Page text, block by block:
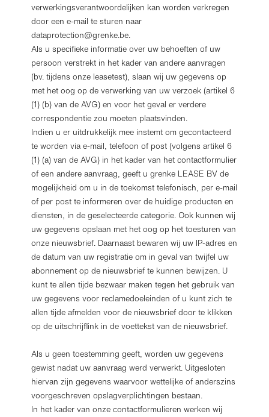
verwerkingsverantwoordelijken kan worden verkregen
door een e-mail te sturen naar
dataprotection@grenke.be.
Als u specifieke informatie over uw behoeften of uw
persoon verstrekt in het kader van andere aanvragen
(bv. tijdens onze leasetest), slaan wij uw gegevens op
met het oog op de verwerking van uw verzoek (artikel 6
(1) (b) van de AVG) en voor het geval er verdere
correspondentie zou moeten plaatsvinden.
Indien u er uitdrukkelijk mee instemt om gecontacteerd
te worden via e-mail, telefoon of post (volgens artikel 6
(1) (a) van de AVG) in het kader van het contactformulier
of een andere aanvraag, geeft u grenke LEASE BV de
mogelijkheid om u in de toekomst telefonisch, per e-mail
of per post te informeren over de huidige producten en
diensten, in de geselecteerde categorie. Ook kunnen wij
uw gegevens opslaan met het oog op het toesturen van
onze nieuwsbrief. Daarnaast bewaren wij uw IP-adres en
de datum van uw registratie om in geval van twijfel uw
abonnement op de nieuwsbrief te kunnen bewijzen. U
kunt te allen tijde bezwaar maken tegen het gebruik van
uw gegevens voor reclamedoeleinden of u kunt zich te
allen tijde afmelden voor de nieuwsbrief door te klikken
op de uitschrijflink in de voettekst van de nieuwsbrief.
Als u geen toestemming geeft, worden uw gegevens
gewist nadat uw aanvraag werd verwerkt. Uitgesloten
hiervan zijn gegevens waarvoor wettelijke of anderszins
voorgeschreven opslagverplichtingen bestaan.
In het kader van onze contactformulieren werken wij